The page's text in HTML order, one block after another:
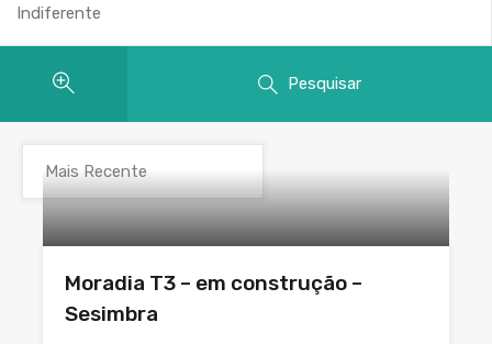
Pesquisar
Moradia T3 – em construção –
Sesimbra